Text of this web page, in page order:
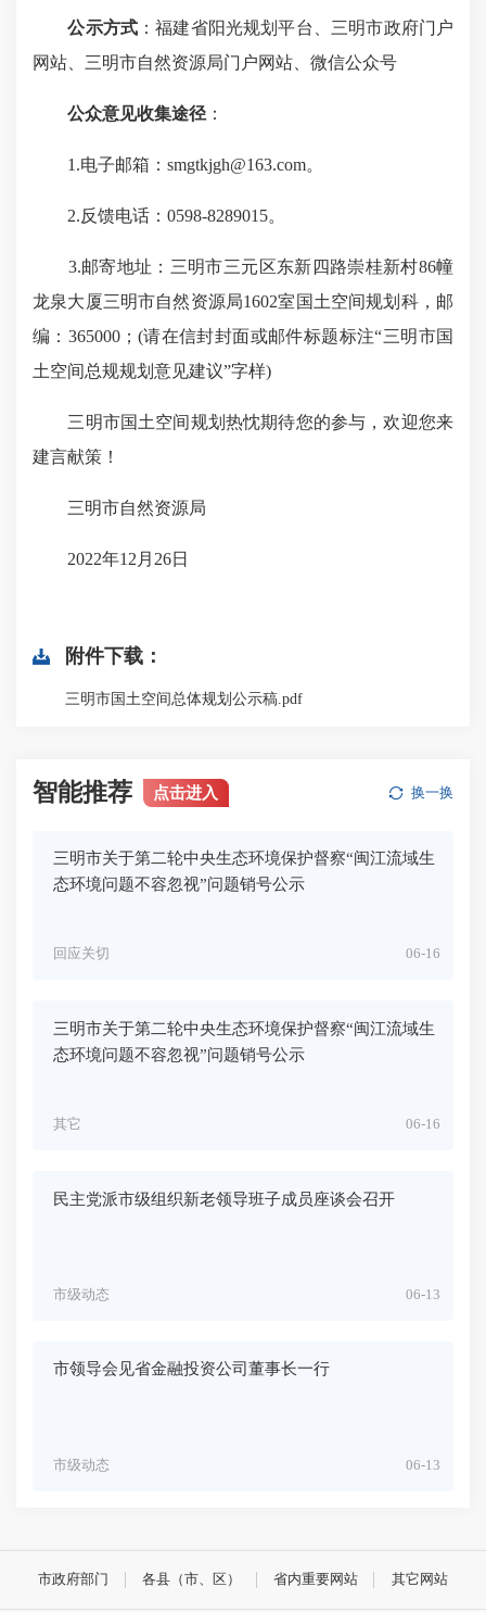
公示方式 ：福建省阳光规划平台、三明市政府门户
网站、三明市自然资源局门户网站、微信公众号
公众意见收集途径 ：
1.电子邮箱：smgtkjgh@163.com。
2.反馈电话：0598-8289015。
3.邮寄地址：三明市三元区东新四路崇桂新村86幢
龙泉大厦三明市自然资源局1602室国土空间规划科，邮
编：365000；(请在信封封面或邮件标题标注“三明市国
土空间总规规划意见建议”字样)
三明市国土空间规划热忱期待您的参与，欢迎您来
建言献策！
三明市自然资源局
2022年12月26日
附件下载：
三明市国土空间总体规划公示稿.pdf
智能推荐 点击进入 换一换
三明市关于第二轮中央生态环境保护督察“闽江流域生
态环境问题不容忽视”问题销号公示
06-16
回应关切
三明市关于第二轮中央生态环境保护督察“闽江流域生
态环境问题不容忽视”问题销号公示
06-16
其它
民主党派市级组织新老领导班子成员座谈会召开
06-13
市级动态
市领导会见省金融投资公司董事长一行
06-13
市级动态
市政府部门 各县（市、区） 省内重要网站 其它网站